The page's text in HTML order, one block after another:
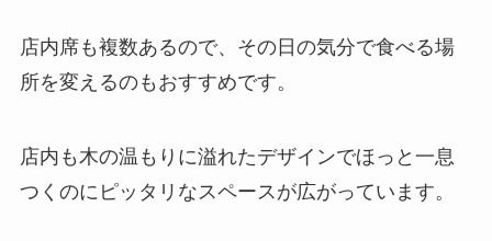
店内席も複数あるので、その日の気分で食べる場
所を変えるのもおすすめです。
店内も木の温もりに溢れたデザインでほっと一息
つくのにピッタリなスペースが広がっています。